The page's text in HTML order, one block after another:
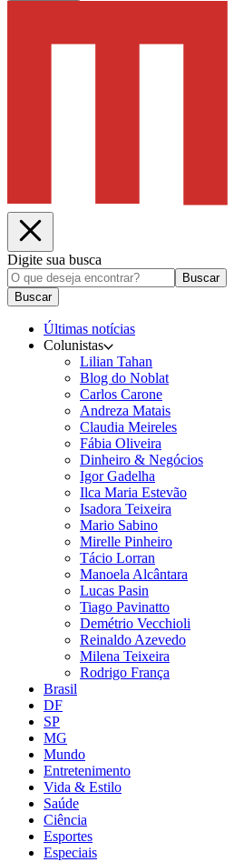
Digite sua busca
Buscar
Buscar
Últimas notícias
Colunistas
Lilian Tahan
Blog do Noblat
Carlos Carone
Andreza Matais
Claudia Meireles
Fábia Oliveira
Dinheiro & Negócios
Igor Gadelha
Ilca Maria Estevão
Isadora Teixeira
Mario Sabino
Mirelle Pinheiro
Tácio Lorran
Manoela Alcântara
Lucas Pasin
Tiago Pavinatto
Demétrio Vecchioli
Reinaldo Azevedo
Milena Teixeira
Rodrigo França
Brasil
DF
SP
MG
Mundo
Entretenimento
Vida & Estilo
Saúde
Ciência
Esportes
Especiais